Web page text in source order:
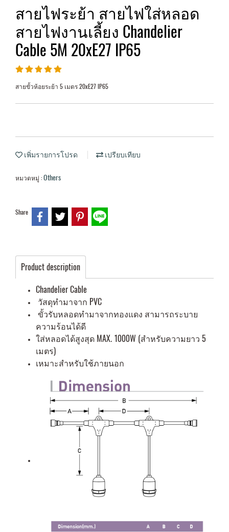
สายไฟระย้า สายไฟใส่หลอด
สายไฟงานเลี้ยง Chandelier
Cable 5M 20xE27 IP65
สายขั้วห้อยระย้า 5 เมตร 20xE27 IP65
เพิ่มรายการโปรด เปรียบเทียบ
หมวดหมู่ :Others
Share
Product description
Chandelier Cable
วัสดุทำมาจาก PVC
ขั้วรับหลอดทำมาจากทองแดง สามารถระบาย
ความร้อนได้ดี
ใส่หลอดได้สูงสุด MAX. 1000W (สำหรับความยาว 5
เมตร)
เหมาะสำหรับใช้ภายนอก